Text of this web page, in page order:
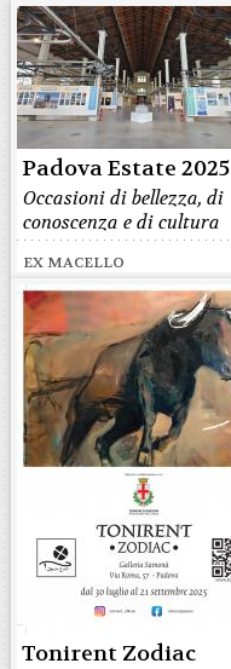
Padova Estate 2025
Occasioni di bellezza, di
conoscenza e di cultura
EX MACELLO
Tonirent Zodiac